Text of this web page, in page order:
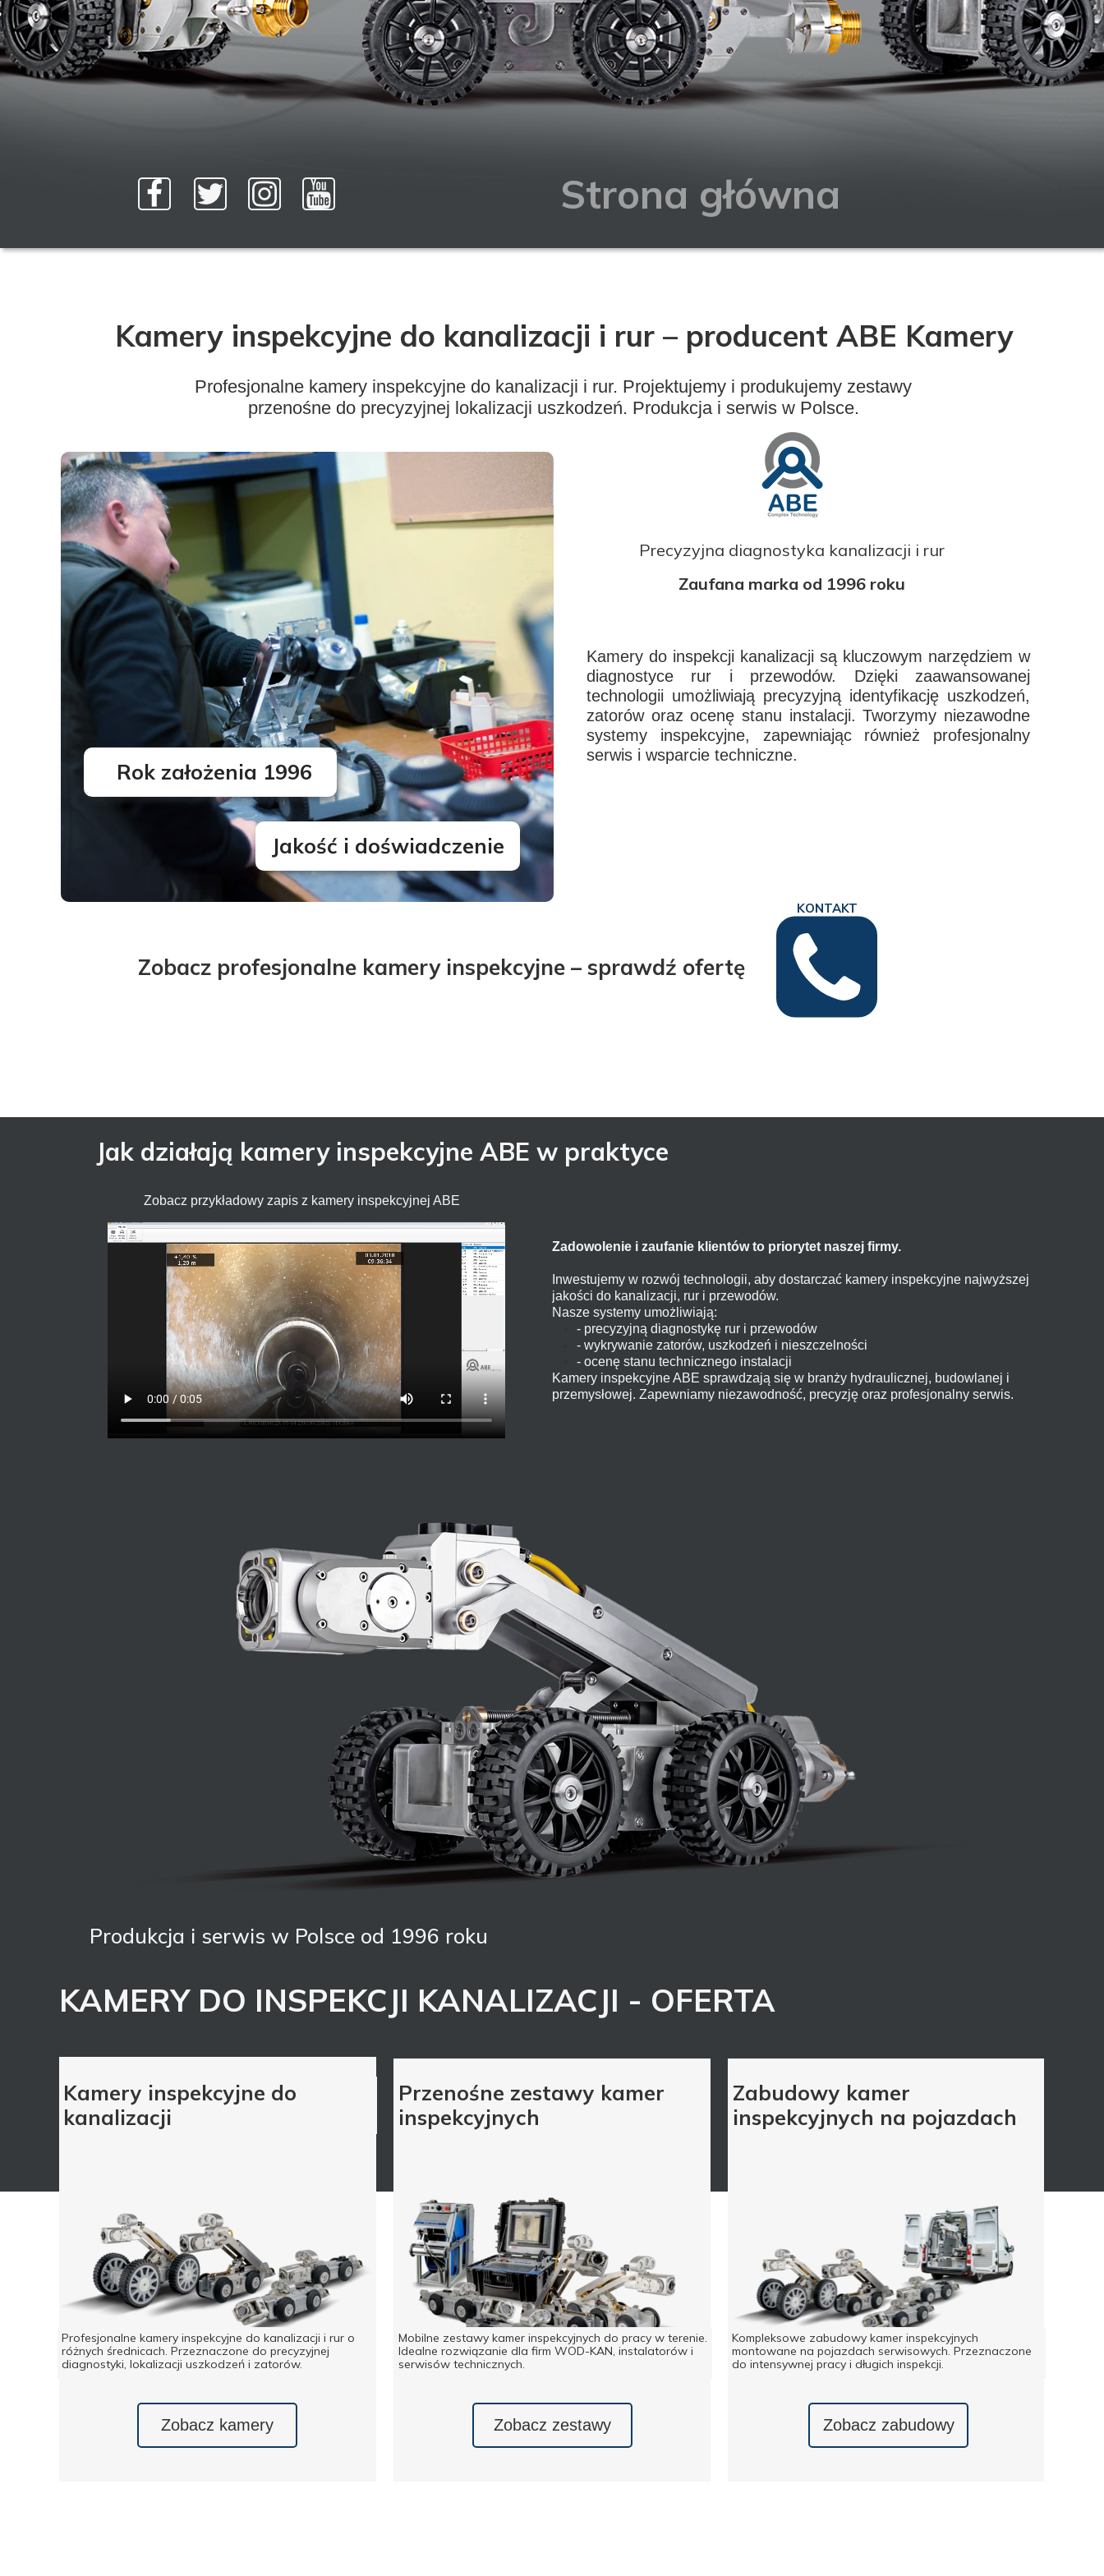
Jak działają kamery inspekcyjne ABE w praktyce
Profesjonalne kamery inspekcyjne do kanalizacji i rur. Projektujemy i produkujemy zestawy
przenośne do precyzyjnej lokalizacji uszkodzeń. Produkcja i serwis w Polsce.
Strona główna
Kamery inspekcyjne do kanalizacji i rur – producent ABE Kamery
KONTAKT
Zobacz profesjonalne kamery inspekcyjne – sprawdź ofertę
Rok założenia 1996
Jakość i doświadczenie
Precyzyjna diagnostyka kanalizacji i rur
Zaufana marka od 1996 roku
Kamery do inspekcji kanalizacji są kluczowym narzędziem w
diagnostyce rur i przewodów. Dzięki zaawansowanej
technologii umożliwiają precyzyjną identyfikację uszkodzeń,
zatorów oraz ocenę stanu instalacji. Tworzymy niezawodne
systemy inspekcyjne, zapewniając również profesjonalny
serwis i wsparcie techniczne.
Zabudowy kamer
inspekcyjnych na pojazdach
Mobilne zestawy kamer inspekcyjnych do pracy w terenie.
Idealne rozwiązanie dla firm WOD-KAN, instalatorów i
serwisów technicznych.
KAMERY DO INSPEKCJI KANALIZACJI - OFERTA
Produkcja i serwis w Polsce od 1996 roku
Zobacz przykładowy zapis z kamery inspekcyjnej ABE
Zobacz zabudowy
Przenośne zestawy kamer
inspekcyjnych
Kamery inspekcyjne do
kanalizacji
Zobacz kamery
Profesjonalne kamery inspekcyjne do kanalizacji i rur o
różnych średnicach. Przeznaczone do precyzyjnej
diagnostyki, lokalizacji uszkodzeń i zatorów.
Kompleksowe zabudowy kamer inspekcyjnych
montowane na pojazdach serwisowych. Przeznaczone
do intensywnej pracy i długich inspekcji.
Zobacz zestawy
Zadowolenie i zaufanie klientów to priorytet naszej firmy.
Inwestujemy w rozwój technologii, aby dostarczać kamery inspekcyjne najwyższej
jakości do kanalizacji, rur i przewodów.
Nasze systemy umożliwiają:
- precyzyjną diagnostykę rur i przewodów
- wykrywanie zatorów, uszkodzeń i nieszczelności
- ocenę stanu technicznego instalacji
Kamery inspekcyjne ABE sprawdzają się w branży hydraulicznej, budowlanej i
przemysłowej. Zapewniamy niezawodność, precyzję oraz profesjonalny serwis.